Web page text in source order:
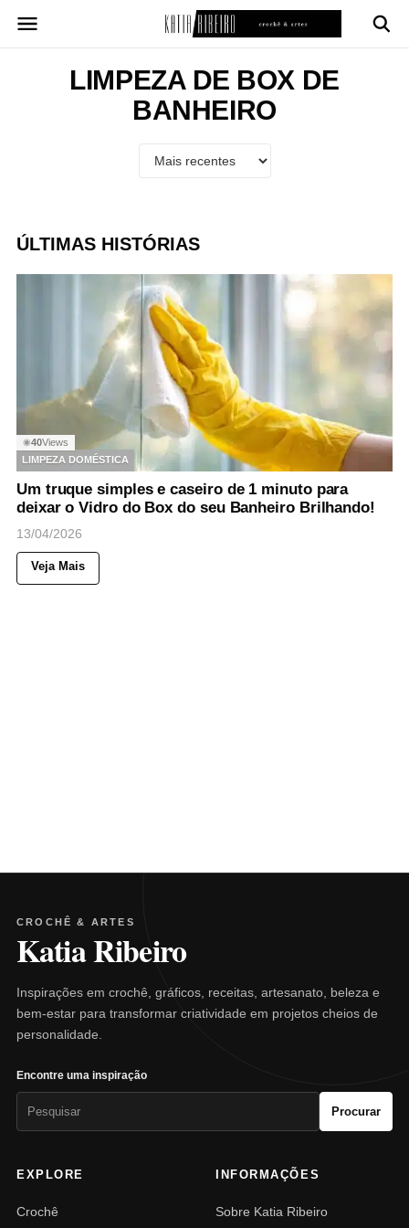
para
LIMPEZA DE BOX DE
BANHEIRO
ÚLTIMAS HISTÓRIAS
◉40Views
LIMPEZA DOMÉSTICA
Um truque simples e caseiro de 1 minuto para
deixar o Vidro do Box do seu Banheiro Brilhando!
13/04/2026
Veja Mais
CROCHÊ & ARTES
Katia Ribeiro
Inspirações em crochê, gráficos, receitas, artesanato, beleza e
bem-estar para transformar criatividade em projetos cheios de
personalidade.
Encontre uma inspiração
Procurar
EXPLORE
Crochê
INFORMAÇÕES
Sobre Katia Ribeiro